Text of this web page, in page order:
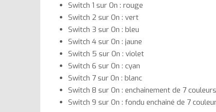
Switch 1 sur On : rouge
Switch 2 sur On : vert
Switch 3 sur On : bleu
Switch 4 sur On : jaune
Switch 5 sur On : violet
Switch 6 sur On : cyan
Switch 7 sur On : blanc
Switch 8 sur On : enchainement de 7 couleurs
Switch 9 sur On : fondu enchainé de 7